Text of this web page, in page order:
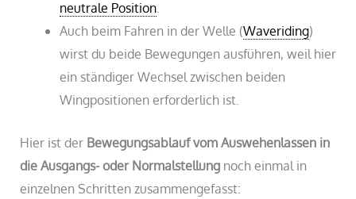
neutrale Position.
Auch beim Fahren in der Welle (Waveriding)
wirst du beide Bewegungen ausführen, weil hier
ein ständiger Wechsel zwischen beiden
Wingpositionen erforderlich ist.
Hier ist der Bewegungsablauf vom Auswehenlassen in
die Ausgangs- oder Normalstellung noch einmal in
einzelnen Schritten zusammengefasst: